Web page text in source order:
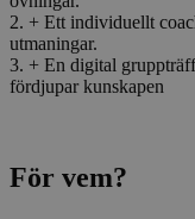
2. + Ett individuellt
utmaningar.
3. + En digital
fördjupar kunskapen
För vem?